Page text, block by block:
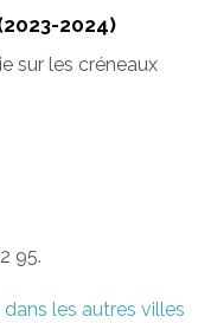
2024)
sur les créneaux
95.
les autres villes